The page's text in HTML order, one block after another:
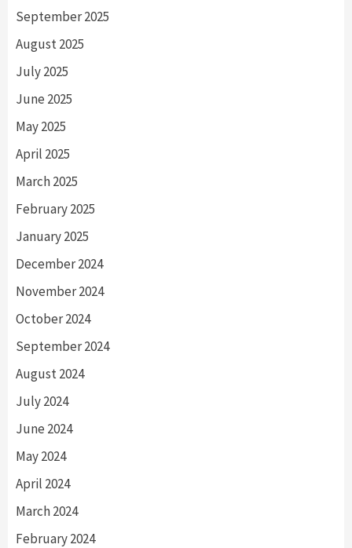
September 2025
August 2025
July 2025
June 2025
May 2025
April 2025
March 2025
February 2025
January 2025
December 2024
November 2024
October 2024
September 2024
August 2024
July 2024
June 2024
May 2024
April 2024
March 2024
February 2024